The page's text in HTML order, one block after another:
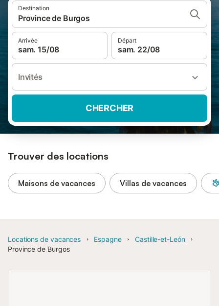
Destination
Province de Burgos
Arrivée
sam. 15/08
Départ
sam. 22/08
Invités
CHERCHER
Trouver des locations
Maisons de vacances Villas de vacances
Locations de vacances Espagne
Castille-et-León
Province de Burgos